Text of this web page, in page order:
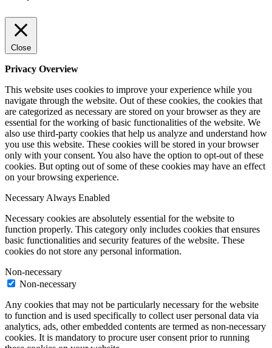
Close
Privacy Overview
This website uses cookies to improve your experience while you
navigate through the website. Out of these cookies, the cookies that
are categorized as necessary are stored on your browser as they are
essential for the working of basic functionalities of the website. We
also use third-party cookies that help us analyze and understand how
you use this website. These cookies will be stored in your browser
only with your consent. You also have the option to opt-out of these
cookies. But opting out of some of these cookies may have an effect
on your browsing experience.
NecessaryAlways Enabled
Necessary cookies are absolutely essential for the website to
function properly. This category only includes cookies that ensures
basic functionalities and security features of the website. These
cookies do not store any personal information.
Non-necessary
Non-necessary
Any cookies that may not be particularly necessary for the website
to function and is used specifically to collect user personal data via
analytics, ads, other embedded contents are termed as non-necessary
cookies. It is mandatory to procure user consent prior to running